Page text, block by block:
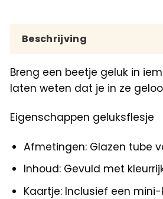
Beschrijving
Breng een beetje geluk in
laten weten dat je in ze
Eigenschappen geluksflesje
Afmetingen: Glazen tube
Inhoud: Gevuld met
Kaartje: Inclusief een